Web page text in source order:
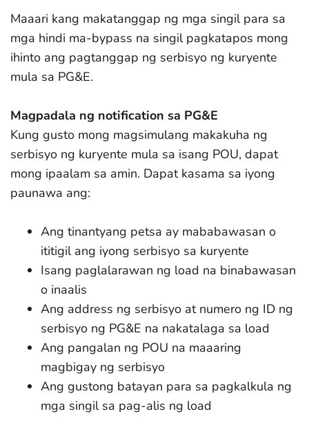
Maaari kang makatanggap ng mga singil para sa
mga hindi ma-bypass na singil pagkatapos mong
ihinto ang pagtanggap ng serbisyo ng kuryente
mula sa PG&E.
Magpadala ng notification sa PG&E
Kung gusto mong magsimulang makakuha ng
serbisyo ng kuryente mula sa isang POU, dapat
mong ipaalam sa amin. Dapat kasama sa iyong
paunawa ang:
Ang tinantyang petsa ay mababawasan o
ititigil ang iyong serbisyo sa kuryente
Isang paglalarawan ng load na binabawasan
o inaalis
Ang address ng serbisyo at numero ng ID ng
serbisyo ng PG&E na nakatalaga sa load
Ang pangalan ng POU na maaaring
magbigay ng serbisyo
Ang gustong batayan para sa pagkalkula ng
mga singil sa pag-alis ng load